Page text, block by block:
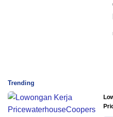
Trending